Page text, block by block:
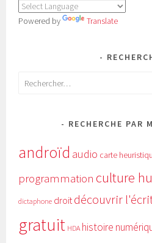
Powered by Translate
Rechercher :
RECHERCHE PAR
androïd audio carte
programmation culture
dictaphone droitdécouvrir
gratuit HDA histoire